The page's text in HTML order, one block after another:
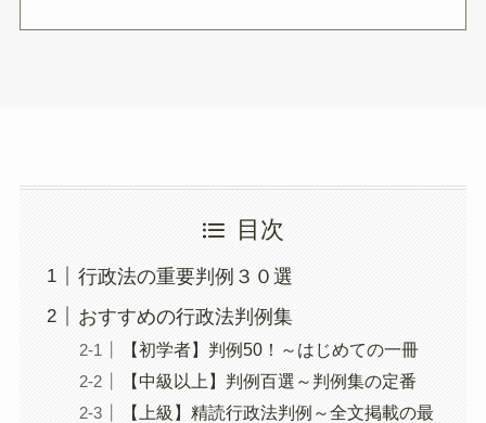
目次
行政法の重要判例３０選
おすすめの行政法判例集
【初学者】判例50！～はじめての一冊
【中級以上】判例百選～判例集の定番
【上級】精読行政法判例～全文掲載の最